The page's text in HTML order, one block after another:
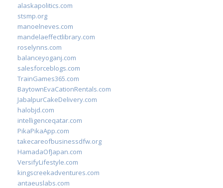
alaskapolitics.com
stsmp.org
manoelneves.com
mandelaeffectlibrary.com
roselynns.com
balanceyoganj.com
salesforceblogs.com
TrainGames365.com
BaytownEvaCationRentals.com
JabalpurCakeDelivery.com
halobjd.com
intelligenceqatar.com
PikaPikaApp.com
takecareofbusinessdfw.org
HamadaOfJapan.com
VersifyLifestyle.com
kingscreekadventures.com
antaeuslabs.com